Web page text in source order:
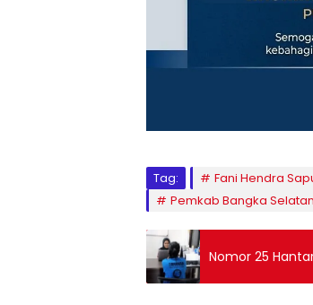
Tag: Fani Hendra
Pemkab Bangka Selatan
Nomor 25